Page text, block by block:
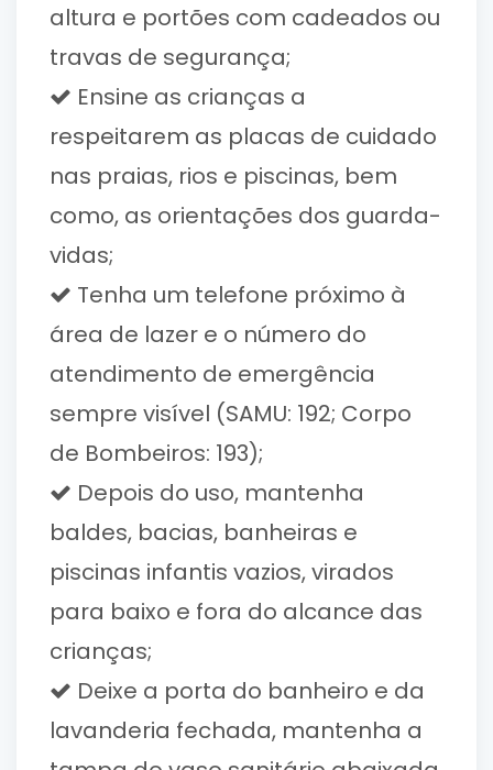
altura e portões com cadeados ou
travas de segurança;
Ensine as crianças a
respeitarem as placas de cuidado
nas praias, rios e piscinas, bem
como, as orientações dos guarda-
vidas;
Tenha um telefone próximo à
área de lazer e o número do
atendimento de emergência
sempre visível (SAMU: 192; Corpo
de Bombeiros: 193);
Depois do uso, mantenha
baldes, bacias, banheiras e
piscinas infantis vazios, virados
para baixo e fora do alcance das
crianças;
Deixe a porta do banheiro e da
lavanderia fechada, mantenha a